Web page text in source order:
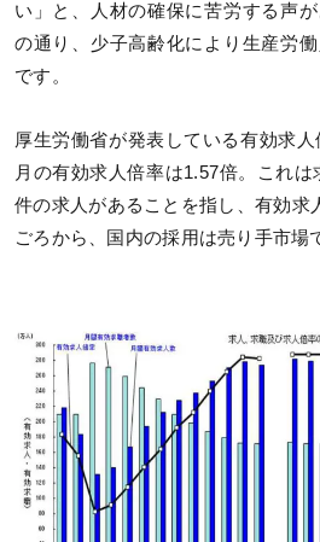
い」と、人材の確保に苦労する声
の通り、少子高齢化により生産労
です。
厚生労働省が発表している有効求
月の有効求人倍率は1.57倍。これ
件の求人があることを指し、有効求
ごろから、国内の採用は売り手市場